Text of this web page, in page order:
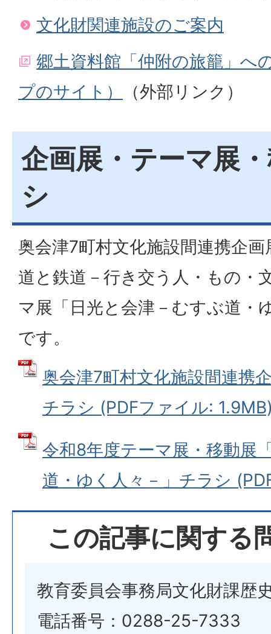
文化財関連施設のご案内
郷土資料館「仲附の旅籠」へ
プのサイト）
（外部リンク）
企画展・テーマ展
シ
奥会津7町村文化施設間連携企
道と鉄道－行き交う人・もの・
マ展「日光と会津－むすぶ道・
です。
奥会津7町村文化施設間連携
チラシ (PDFファイル:
令和8年度テーマ展・移動展
道・ゆく人々－」チラシ
この記事に関する
教育委員会事務局文化財課歴
電話番号：0288-25-7333